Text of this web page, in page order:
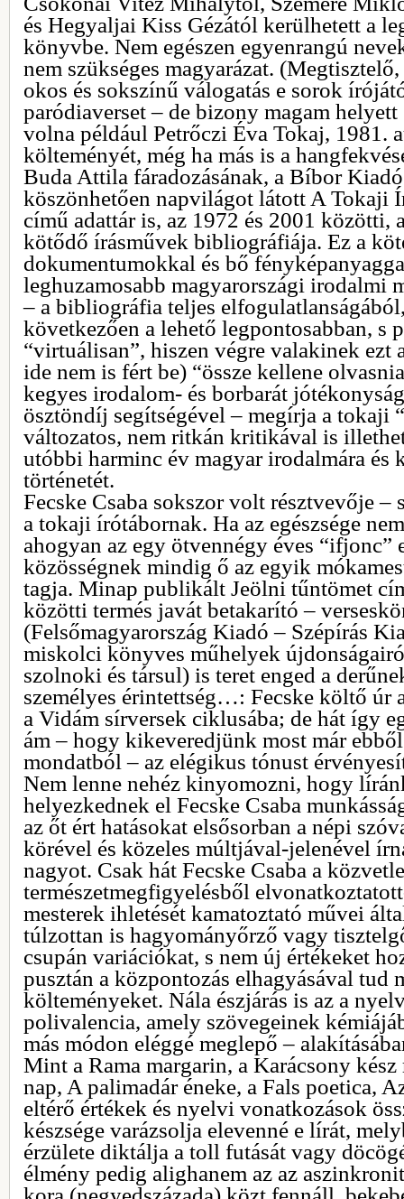
és Hegyaljai Kiss Gézától kerülhetett a
könyvbe. Nem egészen egyenrangú
nem szükséges magyarázat.
okos és sokszínű válogatás e sorok
paródiaverset – de bizony magam
volna például Petrőczi Éva Tokaj, 1981.
költeményét, még ha más is a
Buda Attila fáradozásának, a Bíbor
köszönhetően napvilágot látott A Tokaji
című adattár is, az 1972 és 2001 közötti,
kötődő írásművek bibliográfiája. Ez a
dokumentumokkal és bő
leghuzamosabb magyarországi irodalmi
– a bibliográfia teljes
következően a lehető legpontosabban, s
“virtuálisan”, hiszen végre valakinek ezt
ide nem is fért be) “össze kellene
kegyes irodalom- és borbarát
ösztöndíj segítségével – megírja a tokaji
változatos, nem ritkán kritikával is
utóbbi harminc év magyar irodalmára és
történetét.
Fecske Csaba sokszor volt résztvevője –
a tokaji írótábornak. Ha az egészsége
ahogyan az egy ötvennégy éves “ifjonc”
közösségnek mindig ő az egyik
tagja. Minap publikált Jeölni tűntömet
közötti termés javát betakarító –
(Felsőmagyarország Kiadó – Szépírás
miskolci könyves műhelyek
szolnoki és társul) is teret enged a
személyes érintettség…: Fecske költő úr
a Vidám sírversek ciklusába; de hát így
ám – hogy kikeveredjünk most már
mondatból – az elégikus tónust
Nem lenne nehéz kinyomozni, hogy
helyezkednek el Fecske Csaba
az őt ért hatásokat elsősorban a népi
körével és közeles múltjával-jelenével
nagyot. Csak hát Fecske Csaba a
természetmegfigyelésből
mesterek ihletését kamatoztató művei
túlzottan is hagyományőrző vagy
csupán variációkat, s nem új értékeket
pusztán a központozás elhagyásával tud
költeményeket. Nála észjárás is az a
polivalencia, amely szövegeinek
más módon eléggé meglepő –
Mint a Rama margarin, a Karácsony
nap, A palimadár éneke, a Fals poetica,
eltérő értékek és nyelvi vonatkozások
készsége varázsolja elevenné e lírát,
érzülete diktálja a toll futását vagy
élmény pedig alighanem az az